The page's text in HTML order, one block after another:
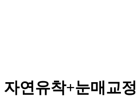
자연유착+눈매교정